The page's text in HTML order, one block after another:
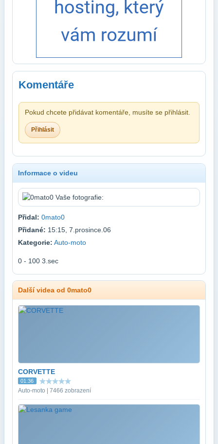
Komentáře
Pokud chcete přidávat komentáře, musíte se přihlásit.
Přihlásit
Informace o videu
Přidal: 0mato0
Přidané: 15:15, 7.prosince.06
Kategorie: Auto-moto
0 - 100 3.sec
Další videa od 0mato0
CORVETTE
01:36
Auto-moto | 7466 zobrazení